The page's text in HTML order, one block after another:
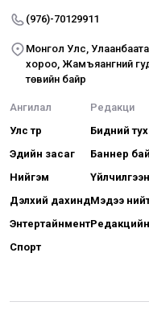
(976)-70129911
Монгол Улс,
хороо, Жамъяангүний
төвийн байр
Ангилал
Улс төр
Эдийн засаг
Нийгэм
Дэлхий дахинд
Энтертайнмент
Спорт
Редакци
Бидний
Баннер
Мэдээ